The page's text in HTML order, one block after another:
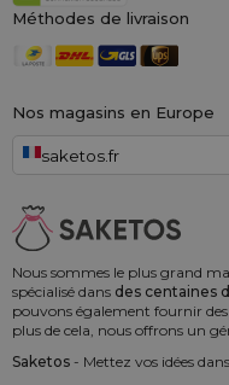
Nous sommes le plus grand
spécialisé dans des centaines
pouvons également fournir des
plus de cela, nous offrons un
Saketos - Mettez vos idées
Nos magasins en Europe
saketos.fr
Méthodes de livraison